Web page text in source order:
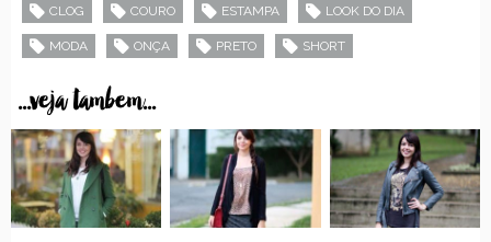
CLOG COURO ESTAMPA LOOK DO DIA
MODA ONÇA PRETO SHORT
...veja tambem...